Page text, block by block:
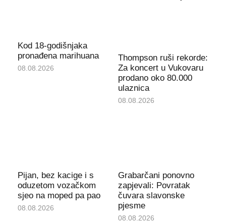
Kod 18-godišnjaka
pronađena marihuana
08.08.2026
Thompson ruši rekorde:
Za koncert u Vukovaru
prodano oko 80.000
ulaznica
08.08.2026
Pijan, bez kacige i s
oduzetom vozačkom
sjeo na moped pa pao
08.08.2026
Grabarčani ponovno
zapjevali: Povratak
čuvara slavonske
pjesme
08.08.2026